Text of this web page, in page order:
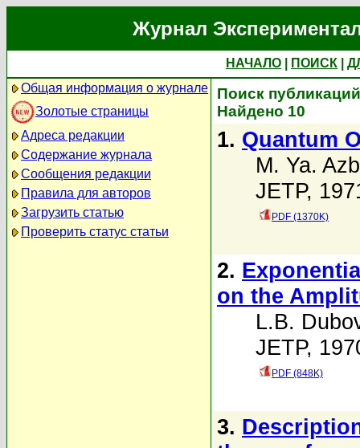
Журнал
НАЧАЛО ПОИСК
Общая информация о журнале
Золотые страницы
Адреса редакции
Содержание журнала
Сообщения редакции
Правила для авторов
Загрузить статью
Проверить статус статьи
Поиск
Найдено 10
1. Quantum
M. Ya.
JETP,
PDF (1370K)
2.
on the
L.B.
JETP,
PDF (848K)
3.